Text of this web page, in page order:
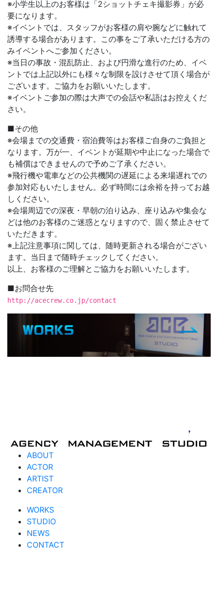
※小学生以上のお客様は「2ショットチェキ撮影券」が必
要になります。
※イベントでは、スタッフがお客様の肩や腕などに触れて
誘導する場合があります。この事をご了承いただける方の
みイベントへご参加ください。
※当日の事故・混乱防止、および円滑な進行のため、イベ
ントでは上記以外にも様々な制限を設けさせて頂く場合が
ございます。ご協力をお願いいたします。
※イベントご参加の際は大声での会話や私語はお控えくだ
さい。
■その他
※会場までの交通費・宿泊費等はお客様ご自身のご負担と
なります。万が一、イベントが延期や中止になった場合で
も補償はできませんので予めご了承ください。
※飛行機や電車などの公共機関の遅延による来場遅れでの
参加対応もいたしません。必ず時間には余裕を持ってお越
しください。
※会場周辺での深夜・早朝の泊り込み、座り込みや集会な
どは他のお客様のご迷惑となりますので、固く禁止させて
いただきます。
※上記注意事項に関しては、随時更新される場合がござい
ます。当日まで随時チェックしてください。
以上、お客様のご理解とご協力をお願いいたします。
■お問合せ先
http://acecrew.co.jp/contact
ABOUT
ACTOR
ARTIST
CREATOR
WORKS
STUDIO
NEWS
CONTACT